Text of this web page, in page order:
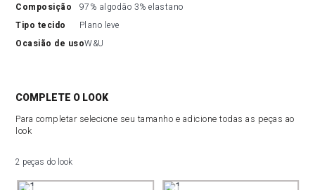
composição
97% algodão 3% elastano
tipo tecido
Plano leve
ocasião de usoW&U
COMPLETE O LOOK
Para completar selecione seu tamanho e adicione todas as peças ao
look
2 peças do look